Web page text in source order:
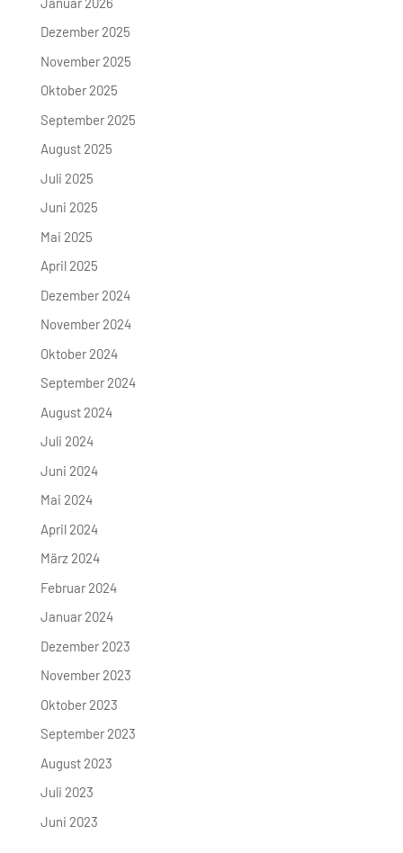
Dezember 2025
November 2025
Oktober 2025
September 2025
August 2025
Juli 2025
Juni 2025
Mai 2025
April 2025
Dezember 2024
November 2024
Oktober 2024
September 2024
August 2024
Juli 2024
Juni 2024
Mai 2024
April 2024
März 2024
Februar 2024
Januar 2024
Dezember 2023
November 2023
Oktober 2023
September 2023
August 2023
Juli 2023
Juni 2023